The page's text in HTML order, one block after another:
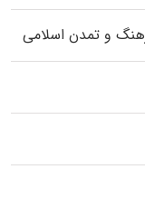
و تمدن اسلامی